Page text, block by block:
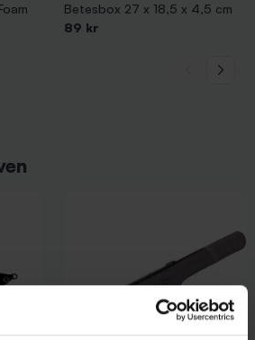
Betesbox 27 x 18,5 x 4,5 cm
89 kr